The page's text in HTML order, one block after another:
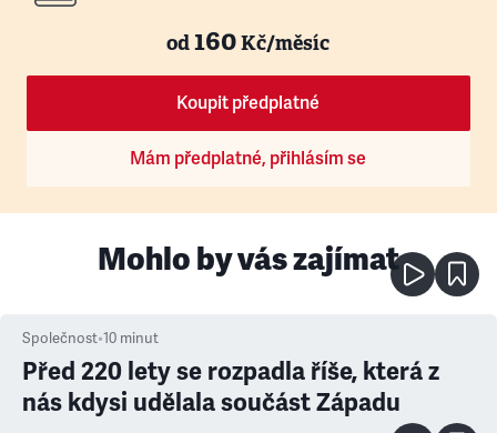
od160Kč/měsíc
Koupit předplatné
Mám předplatné, přihlásím se
Mohlo by vás zajímat
Společnost•10 minut
Před 220 lety se rozpadla říše, která z
nás kdysi udělala součást Západu